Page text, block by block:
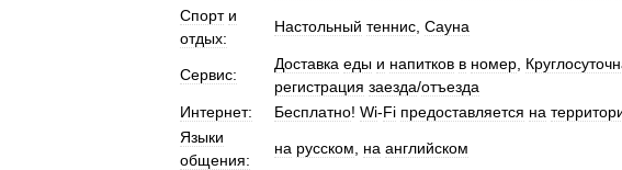
Спорт и
отдых:
Настольный теннис Сауна
Сервис:
Доставка еды и напитков в номер
регистрация заезда/отъезда
Интернет:
Бесплатно! Wi-Fi предоставляется на
Языки
общения:
на русском на английском